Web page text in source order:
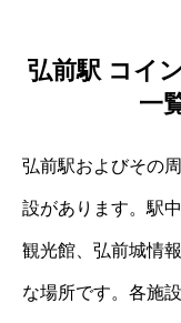
弘前駅 コイ
一
弘前駅およびその
設があります。駅
観光館、弘前城情
な場所です。各施